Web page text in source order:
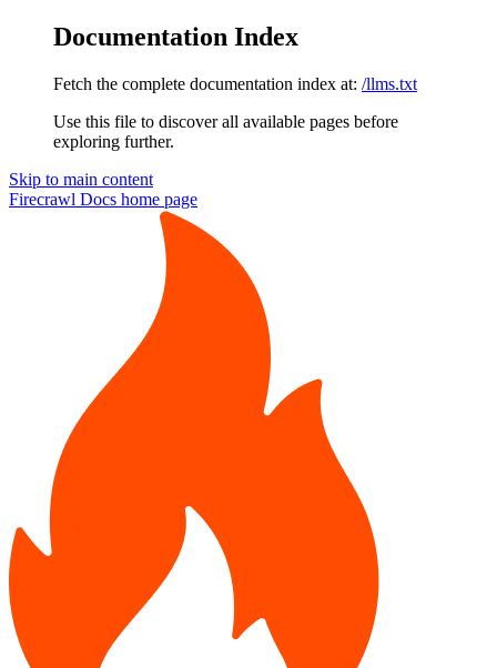
Documentation Index
Fetch the complete documentation index at: /llms.txt
Use this file to discover all available pages before
exploring further.
Skip to main content
Firecrawl Docs home page